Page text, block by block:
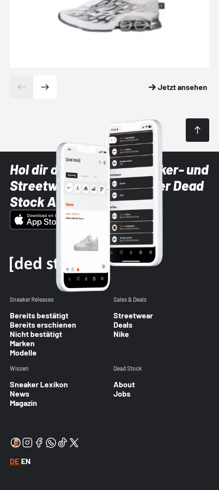
Jetzt ansehen
Hol dir die neuesten Sneaker- und
Streetwear-Brands mit der Dead
Stock App
Sneaker Releases
Bereits bestätigt
Bereits erschienen
Nicht bestätigt
Marken
Modelle
Sales & Deals
Streetwear
Deals
Nike
Wissen
Sneaker Lexikon
News
Magazin
Dead Stock
About
Jobs
DE EN